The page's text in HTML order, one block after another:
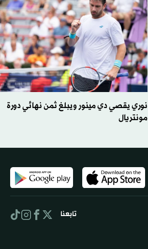
نوري يقصي دي مينور ويبلغ ثمن نهائي دورة
مونتريال
تابعنا